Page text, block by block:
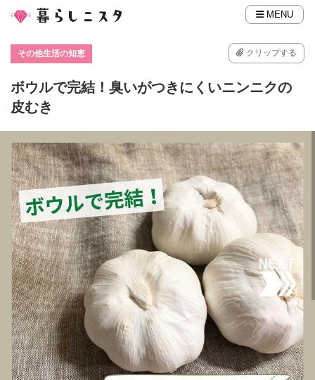
MENU
その他生活の知恵 クリップする
ボウルで完結！臭いがつきにくいニンニクの
皮むき